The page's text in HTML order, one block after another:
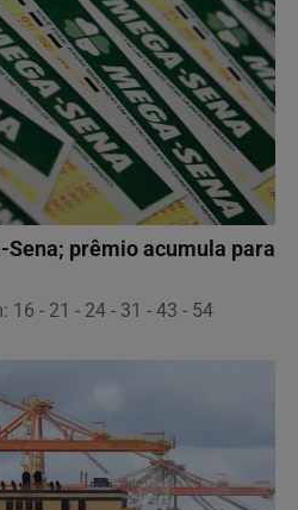
prêmio acumula para
16 - 21 - 24 - 31 - 43 - 54